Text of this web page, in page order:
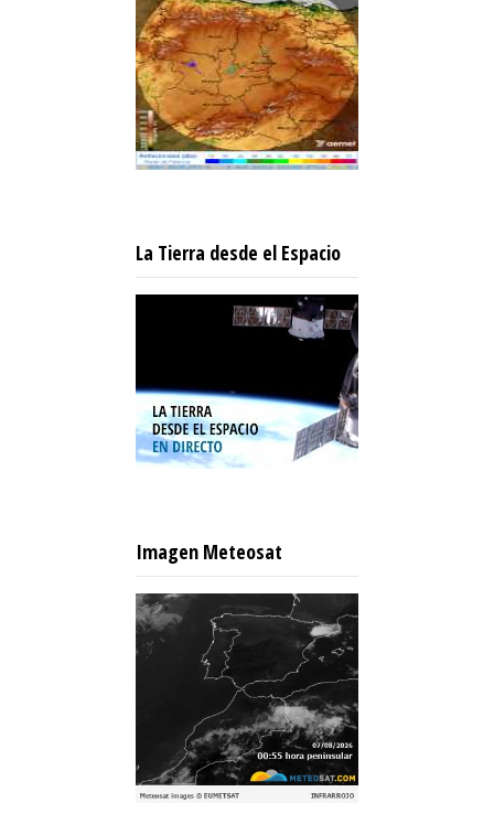
La Tierra desde el Espacio
Imagen Meteosat